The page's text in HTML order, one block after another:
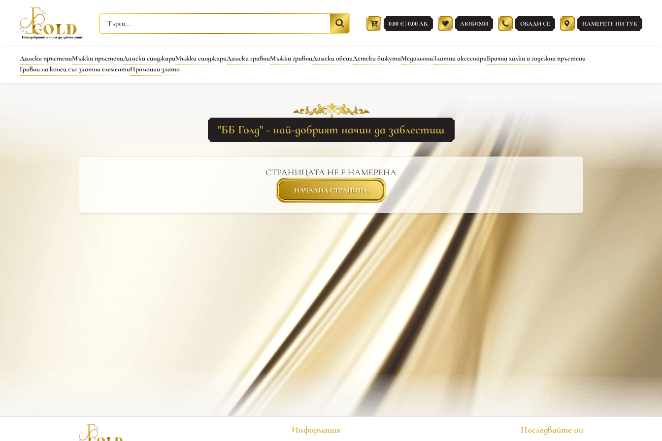
0.00 € | 0.00 ЛВ. ЛЮБИМИ ОБАДИ СЕ НАМЕРЕТЕ НИ ТУК
Дамски пръстениМъжки пръстениДамски синджириМъжки синджириДамски гривниМъжки гривниДамски обециДетски бижутаМедальониЗлатни аксесоариБрачни халки и годежни пръстени
Гривни на конец със златни елементиПромоции злато
"ББ Голд" - най-добрият начин да заблестиш
СТРАНИЦАТА НЕ Е НАМЕРЕНА
НАЧАЛНА СТРАНИЦА
Информация Последвайте ни